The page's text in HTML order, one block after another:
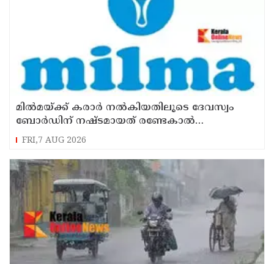
മില്‍മയ്ക്ക് കരാര്‍ നല്‍കിയതിലൂടെ ദേവസ്വം
ബോര്‍ഡിന് നഷ്ടമായത് രണ്ടേകാല്‍
കോടിയിലധികം രൂപ
FRI,7 AUG 2026